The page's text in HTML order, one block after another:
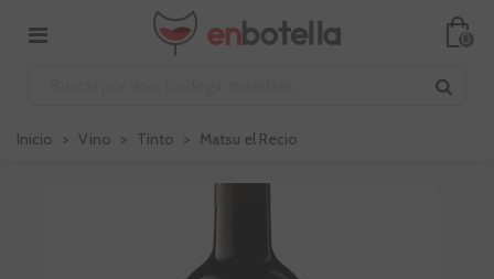
0
Inicio > Vino > Tinto > Matsu el Recio